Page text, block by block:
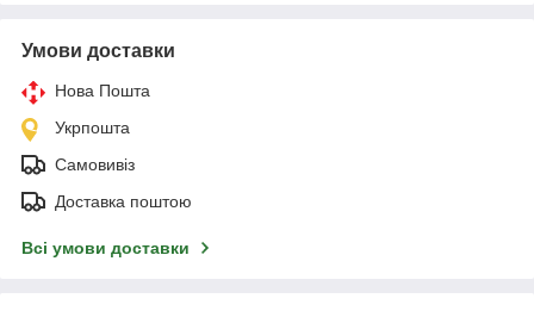
Умови доставки
Нова Пошта
Укрпошта
Самовивіз
Доставка поштою
Всі умови доставки